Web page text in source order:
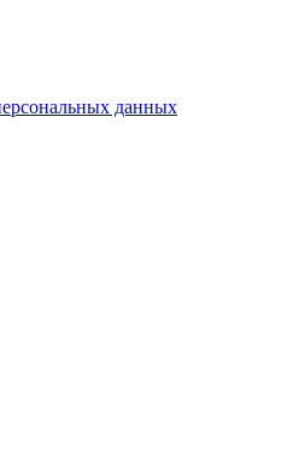
данных